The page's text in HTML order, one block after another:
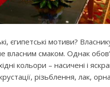
єгипетські мотиви?
смаком. Однак
кольори – насичені і
різьблення, лак,